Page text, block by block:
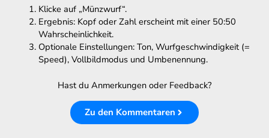
Klicke auf „Münzwurf“.
Ergebnis: Kopf oder Zahl erscheint mit einer 50:50
Wahrscheinlichkeit.
Optionale Einstellungen: Ton, Wurfgeschwindigkeit (=
Speed), Vollbildmodus und Umbenennung.
Hast du Anmerkungen oder Feedback?
Zu den Kommentaren